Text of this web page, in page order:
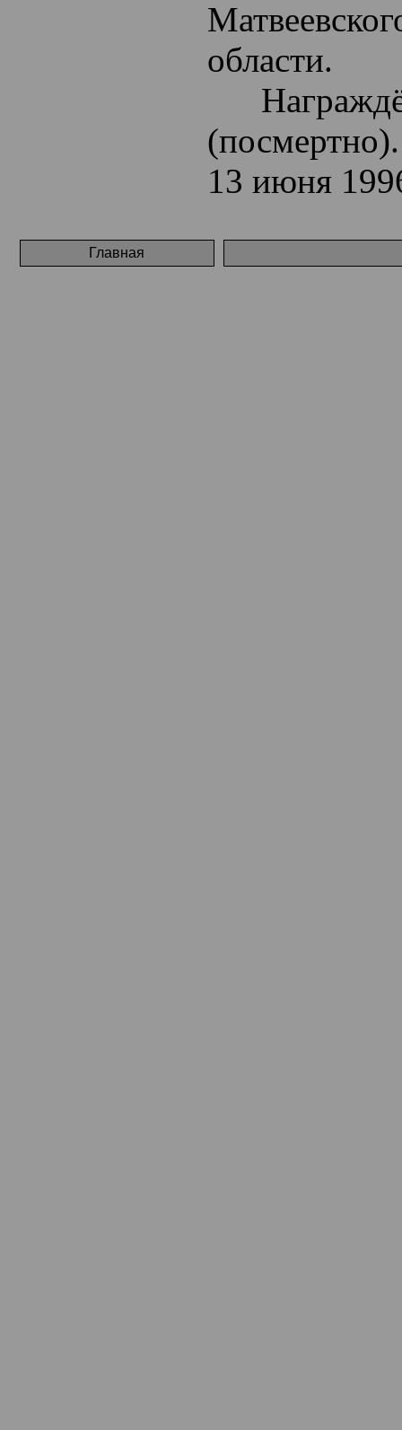
области.
13 июня
Главная